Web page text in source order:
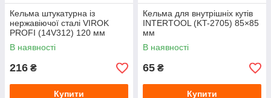
Кельма штукатурна із
нержавіючої сталі VIROK
PROFI (14V312) 120 мм
В наявності
216 ₴
Купити
Кельма для внутрішніх кутів
INTERTOOL (KT-2705) 85×85
мм
В наявності
65 ₴
Купити